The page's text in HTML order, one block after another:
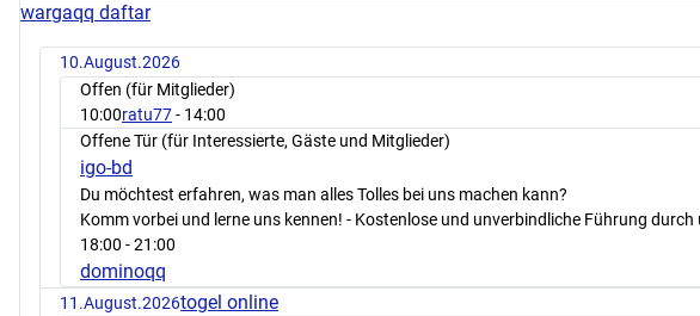
wargaqq daftar
10.August.2026
Offen (für Mitglieder)
10:00ratu77- 14:00
Offene Tür (für Interessierte, Gäste und Mitglieder)
igo-bd
Du möchtest erfahren, was man alles Tolles bei uns machen kann?
Komm vorbei und lerne uns kennen! - Kostenlose und unverbindliche Führung
18:00 - 21:00
dominoqq
11.August.2026togel online